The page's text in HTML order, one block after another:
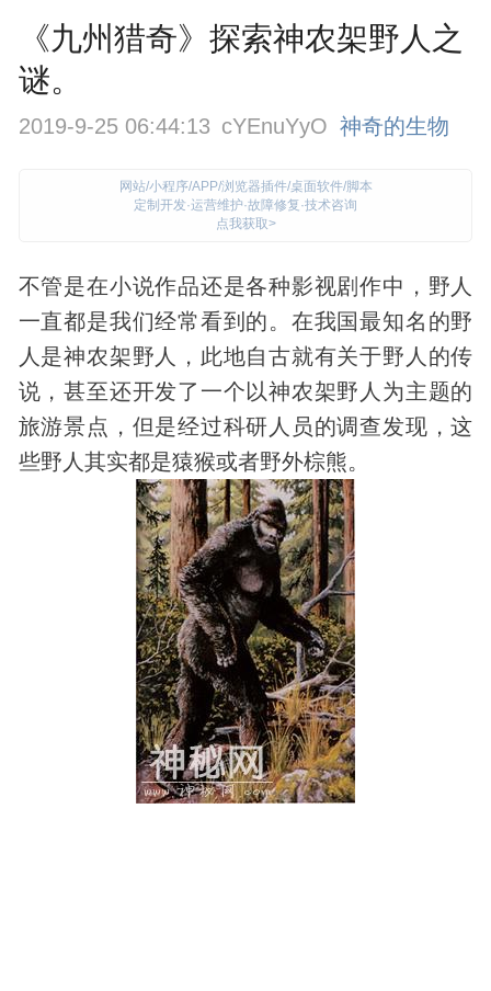
《九州猎奇》探索神农架野人之
谜。
2019-9-25 06:44:13 cYEnuYyO 神奇的生物
网站/小程序/APP/浏览器插件/桌面软件/脚本
定制开发·运营维护·故障修复·技术咨询
点我获取>
不管是在小说作品还是各种影视剧作中， 野人
一直都是我们经常看到的。在我国最知名的野
人是神农架野人，此地自古就有关于野人的传
说，甚至还开发了一个以神农架野人为主题的
旅游景点，但是经过科研人员的调查发现 ，这
些野人其实都是猿猴或者野外棕熊。